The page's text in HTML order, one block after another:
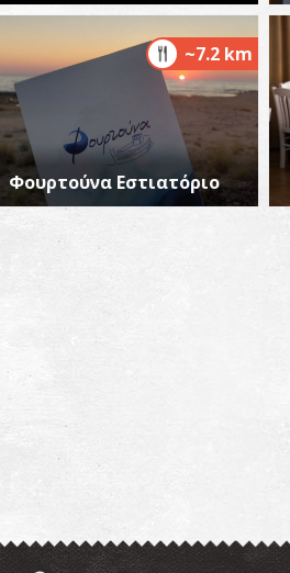
~7.2 km
Φουρτούνα Εστιατόριο